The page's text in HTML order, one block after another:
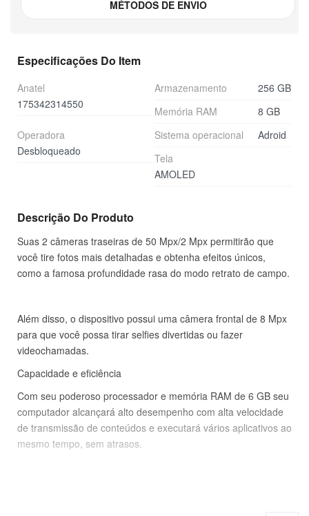
MÉTODOS DE ENVIO
Especificações Do Item
Anatel
175342314550
Armazenamento
256 GB
Memória RAM
8 GB
Operadora
Desbloqueado
Sistema operacional
Adroid
Tela
AMOLED
Descrição Do Produto
Suas 2 câmeras traseiras de 50 Mpx/2 Mpx permitirão que
você tire fotos mais detalhadas e obtenha efeitos únicos,
como a famosa profundidade rasa do modo retrato de campo.
Além disso, o dispositivo possui uma câmera frontal de 8 Mpx
para que você possa tirar selfies divertidas ou fazer
videochamadas.
Capacidade e eficiência
Com seu poderoso processador e memória RAM de 6 GB seu
computador alcançará alto desempenho com alta velocidade
de transmissão de conteúdos e executará vários aplicativos ao
mesmo tempo, sem atrasos.